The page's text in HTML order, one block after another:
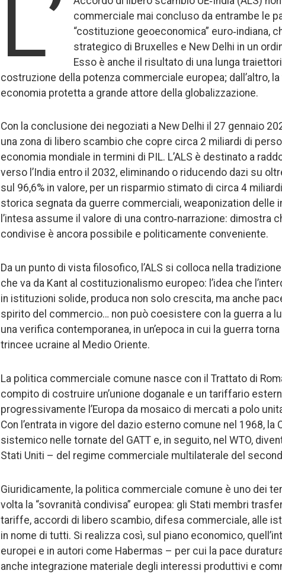
L’
commerciale mai concluso da entrambe le
“costituzione geoeconomica” euro‑indiana,
strategico di Bruxelles e New Delhi in un
Esso è anche il risultato di una lunga
costruzione della potenza commerciale europea; dall’altro,
economia protetta a grande attore della globalizzazione.
Con la conclusione dei negoziati a New Delhi il 27 gennaio
una zona di libero scambio che copre circa 2 miliardi di
economia mondiale in termini di PIL. L’ALS è destinato a
verso l’India entro il 2032, eliminando o riducendo dazi su
sul 96,6% in valore, per un risparmio stimato di circa 4
storica segnata da guerre commerciali, weaponization delle
l’intesa assume il valore di una contro‑narrazione: dimostra
condivise è ancora possibile e politicamente conveniente.
Da un punto di vista filosofico, l’ALS si colloca nella
che va da Kant al costituzionalismo europeo: l’idea che
in istituzioni solide, produca non solo crescita, ma anche
spirito del commercio… non può coesistere con la guerra a
una verifica contemporanea, in un’epoca in cui la guerra
trincee ucraine al Medio Oriente.
La politica commerciale comune nasce con il Trattato di
compito di costruire un’unione doganale e un tariffario
progressivamente l’Europa da mosaico di mercati a polo
Con l’entrata in vigore del dazio esterno comune nel 1968,
sistemico nelle tornate del GATT e, in seguito, nel WTO,
Stati Uniti – del regime commerciale multilaterale del
Giuridicamente, la politica commerciale comune è uno dei
volta la “sovranità condivisa” europea: gli Stati membri
tariffe, accordi di libero scambio, difesa commerciale, alle
in nome di tutti. Si realizza così, sul piano economico,
europei e in autori come Habermas – per cui la pace
anche integrazione materiale degli interessi produttivi e